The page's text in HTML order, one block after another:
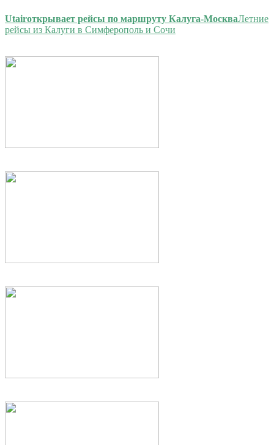
Utairоткрывает рейсы по маршруту Калуга-МоскваЛетние
рейсы из Калуги в Симферополь и Сочи